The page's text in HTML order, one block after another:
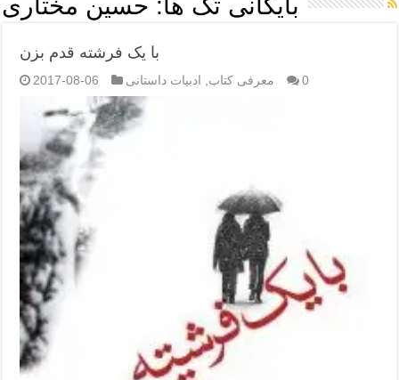
بایگانی تگ ها: حسین مختاری
با یک فرشته قدم بزن
2017-08-06 معرفی کتاب ادبیات داستانی 0